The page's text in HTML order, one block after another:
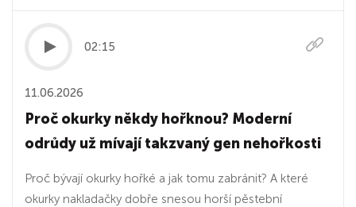
02:15
11.06.2026
Proč okurky někdy hořknou? Moderní
odrůdy už mívají takzvaný gen nehořkosti
Proč bývají okurky hořké a jak tomu zabránit? A které
okurky nakladačky dobře snesou horší pěstební